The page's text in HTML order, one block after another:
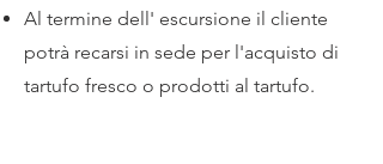
Al termine dell' escursione il cliente
potrà recarsi in sede per l'acquisto di
tartufo fresco o prodotti al tartufo.